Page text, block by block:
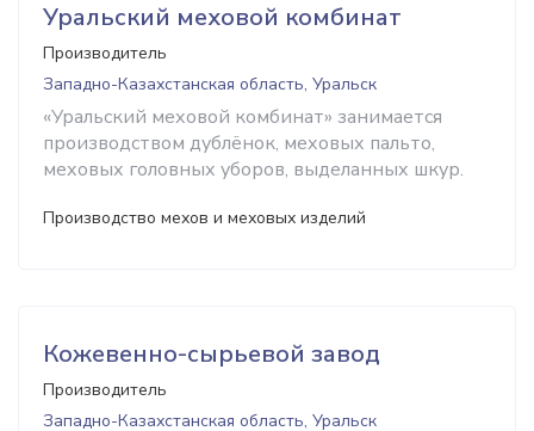
Уральский меховой комбинат
Производитель
Западно-Казахстанская область, Уральск
«Уральский меховой комбинат» занимается
производством дублёнок, меховых пальто,
меховых головных уборов, выделанных шкур.
Производство мехов и меховых изделий
Кожевенно-сырьевой завод
Производитель
Западно-Казахстанская область, Уральск